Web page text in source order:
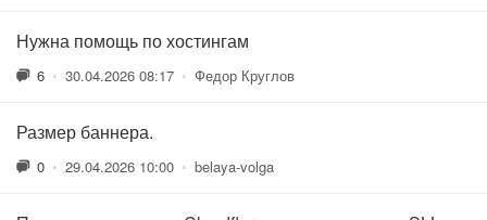
Нужна помощь по хостингам
6 • 30.04.2026 08:17 • Федор Круглов
Размер баннера.
0 • 29.04.2026 10:00 • belaya-volga